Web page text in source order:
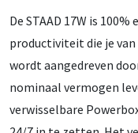
De STAAD 17W is
productiviteit die je
wordt aangedreven
nominaal vermogen
verwisselbare